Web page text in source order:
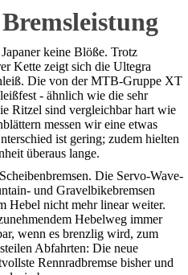
keine Blöße. Trotz
Kette zeigt sich die Ultegra
Die von der MTB-Gruppe XT
- ähnlich wie die sehr
Ritzel sind vergleichbar hart wie
messen wir eine etwas
ist gering; zudem hielten
überaus lange.
Die Servo-Wave-
und Gravelbikebremsen
Hebel nicht mehr linear weiter.
Hebelweg immer
wenn es brenzlig wird, zum
Abfahrten: Die neue
Rennradbremse bisher und